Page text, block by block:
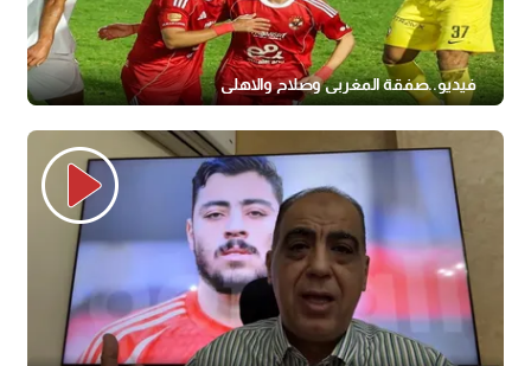
فيديو..صفقة المغربى وصلاح والاهلى